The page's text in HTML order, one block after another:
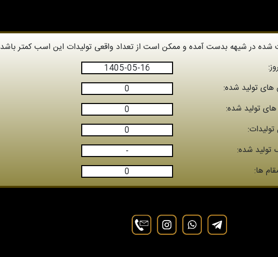
شده در شیهه بدست آمده و ممکن است از تعداد واقعی تولیدات این اسب کمتر باشد
1405-05-16
های تولید شده:
0
های تولید شده:
0
0
تولید شده:
-
ها:
0